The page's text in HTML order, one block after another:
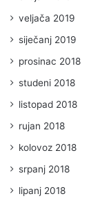
veljača 2019
siječanj 2019
prosinac 2018
studeni 2018
listopad 2018
rujan 2018
kolovoz 2018
srpanj 2018
lipanj 2018